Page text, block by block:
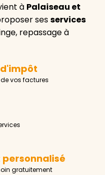
à Palaiseau et
sesservices
repassage à
vos factures
gratuitement